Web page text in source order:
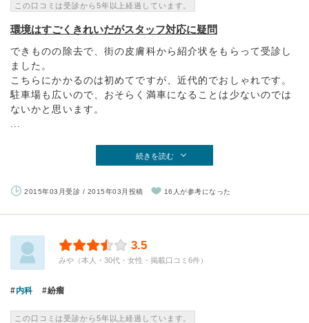
この口コミは受診から5年以上経過しています。
環境はすごくきれいだがスタッフ対応に疑問
できものの除去で、街の皮膚科から紹介状をもらって受診し
ました。
こちらにかかるのは初めてですが、近代的でおしゃれです。
駐車場も広いので、おそらく満車になることは少ないのでは
ないかと思います。
続きを読む
2015年03月受診 / 2015年03月投稿 16人が参考になった
3.5
みや（本人・30代・女性・掲載口コミ6件）
内科 紛瘤
この口コミは受診から5年以上経過しています。